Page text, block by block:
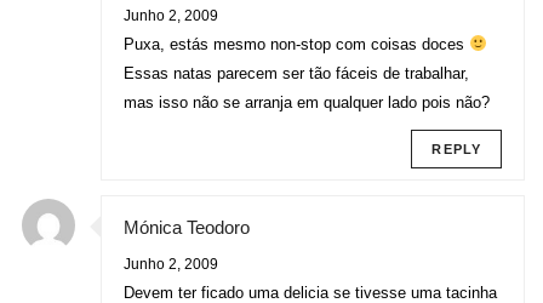
Junho 2, 2009
Puxa, estás mesmo non-stop com coisas doces
Essas natas parecem ser tão fáceis de trabalhar,
mas isso não se arranja em qualquer lado pois não?
REPLY
Mónica Teodoro
Junho 2, 2009
Devem ter ficado uma delicia se tivesse uma tacinha